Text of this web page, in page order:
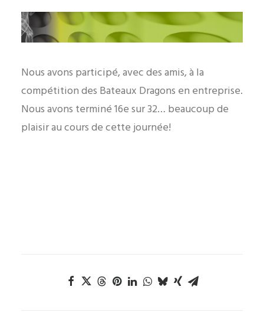
819 477-7751
Nous avons participé, avec des amis, à la
compétition des Bateaux Dragons en entreprise.
Nous avons terminé 16e sur 32… beaucoup de
plaisir au cours de cette journée!